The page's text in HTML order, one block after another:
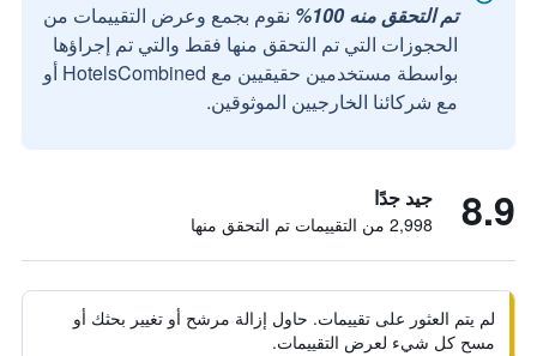
تم التحقق منه 100%
نقوم بجمع وعرض التقييمات من
الحجوزات التي تم التحقق منها فقط والتي تم إجراؤها
بواسطة مستخدمين حقيقيين مع HotelsCombined أو
مع شركائنا الخارجيين الموثوقين.
8.9 جيد جدًا
2,998 من التقييمات تم التحقق منها
لم يتم العثور على تقييمات. حاول إزالة مرشح أو تغيير بحثك أو
مسح كل شيء لعرض التقييمات.